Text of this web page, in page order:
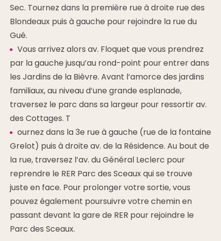
Sec. Tournez dans la première rue à droite rue des
Blondeaux puis à gauche pour rejoindre la rue du
Gué.
Vous arrivez alors av. Floquet que vous prendrez
par la gauche jusqu’au rond-point pour entrer dans
les Jardins de la Bièvre. Avant l’amorce des jardins
familiaux, au niveau d’une grande esplanade,
traversez le parc dans sa largeur pour ressortir av.
des Cottages. T
ournez dans la 3e rue à gauche (rue de la fontaine
Grelot) puis à droite av. de la Résidence. Au bout de
la rue, traversez l’av. du Général Leclerc pour
reprendre le RER Parc des Sceaux qui se trouve
juste en face. Pour prolonger votre sortie, vous
pouvez également poursuivre votre chemin en
passant devant la gare de RER pour rejoindre le
Parc des Sceaux.